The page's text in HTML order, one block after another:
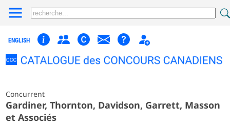
ENGLISH
Concurrent
Gardiner, Thornton, Davidson, Garrett, Masson
et Associés